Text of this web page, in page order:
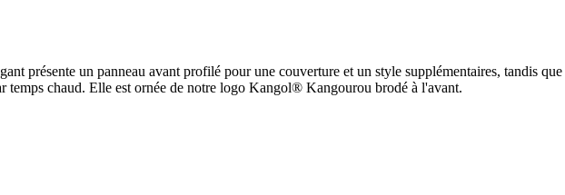
présente un panneau avant profilé pour une couverture et un style supplémentaires, tandis que
temps chaud. Elle est ornée de notre logo Kangol® Kangourou brodé à l'avant.